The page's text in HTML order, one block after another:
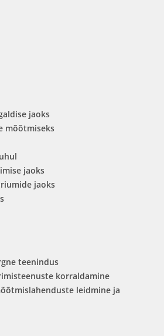
jaoks
mõõtmiseks
jaoks
jaoks
teenindus
korraldamine
leidmine ja